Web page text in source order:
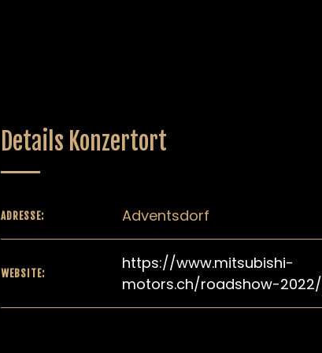
Details Konzertort
ADRESSE: Adventsdorf
WEBSITE:
https://www.mitsubishi-
motors.ch/roadshow-2022/